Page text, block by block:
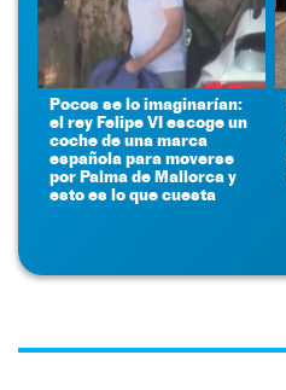
Pocos se lo imaginarían:
el rey Felipe VI escoge un
coche de una marca
española para moverse
por Palma de Mallorca y
esto es lo que cuesta